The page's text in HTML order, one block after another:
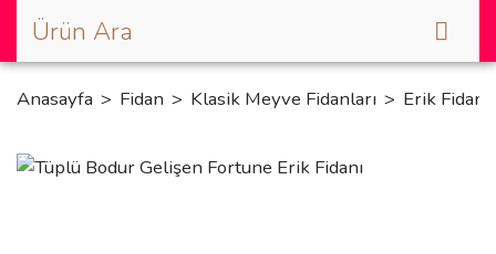
Anasayfa Fidan Klasik Meyve Fidanları Erik Fidanı